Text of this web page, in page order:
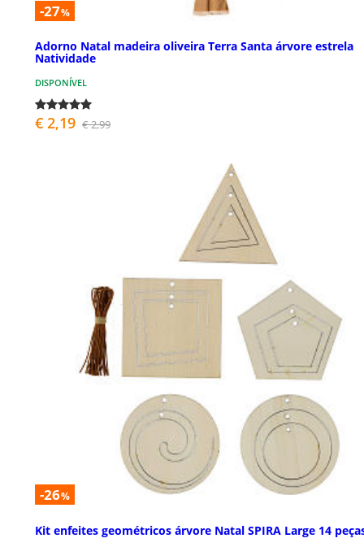
-27%
Adorno Natal madeira oliveira Terra Santa árvore estrela
Natividade
DISPONÍVEL
€ 2,19 € 2,99
-26%
Kit enfeites geométricos árvore Natal SPIRA Large 14